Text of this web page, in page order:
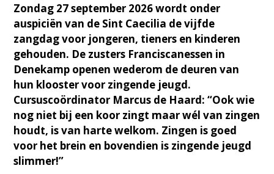
Zondag 27 september 2026 wordt onder
auspiciën van de Sint Caecilia de vijfde
zangdag voor jongeren, tieners en kinderen
gehouden. De zusters Franciscanessen in
Denekamp openen wederom de deuren van
hun klooster voor zingende jeugd.
Cursuscoördinator Marcus de Haard: “Ook wie
nog niet bij een koor zingt maar wél van zingen
houdt, is van harte welkom. Zingen is goed
voor het brein en bovendien is zingende jeugd
slimmer!”